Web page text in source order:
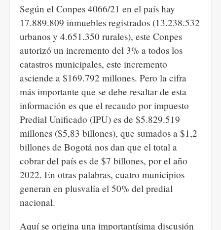
Según el Conpes 4066/21 en el país hay
17.889.809 inmuebles registrados (13.238.532
urbanos y 4.651.350 rurales), este Conpes
autorizó un incremento del 3% a todos los
catastros municipales, este incremento
asciende a $169.792 millones. Pero la cifra
más importante que se debe resaltar de esta
información es que el recaudo por impuesto
Predial Unificado (IPU) es de $5.829.519
millones ($5,83 billones), que sumados a $1,2
billones de Bogotá nos dan que el total a
cobrar del país es de $7 billones, por el año
2022. En otras palabras, cuatro municipios
generan en plusvalía el 50% del predial
nacional.
Aquí se origina una importantísima discusión